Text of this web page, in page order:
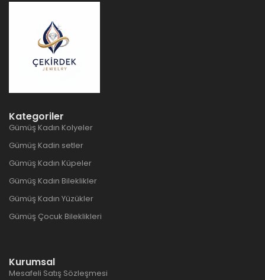
Kategoriler
Gümüş Kadın Kolyeler
Gümüş Kadin setler
Gümüş Kadın Küpeler
Gümüş Kadın Bileklikler
Gümüş Kadın Yüzükler
Gümüş Çocuk Bileklikleri
Kurumsal
Mesafeli Satış Sözleşmesi